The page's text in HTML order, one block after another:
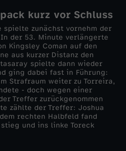
kurz vor Schluss
spielte zunächst vornehm der
der 53. Minute verlängerte
Kingsley Coman auf den
aus kurzer Distanz den
spielte dann wieder
ging dabei fast in Führung:
Strafraum weiter zu Torreira,
- doch wegen einer
Treffer zurückgenommen
zählte der Treffer: Joshua
rechten Halbfeld fand
und ins linke Toreck